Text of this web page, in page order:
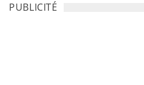
PUBLICITÉ